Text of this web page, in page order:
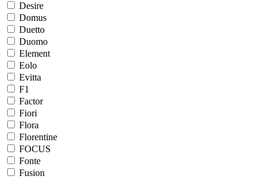
Desire
Domus
Duetto
Duomo
Element
Eolo
Evitta
F1
Factor
Fiori
Flora
Florentine
FOCUS
Fonte
Fusion